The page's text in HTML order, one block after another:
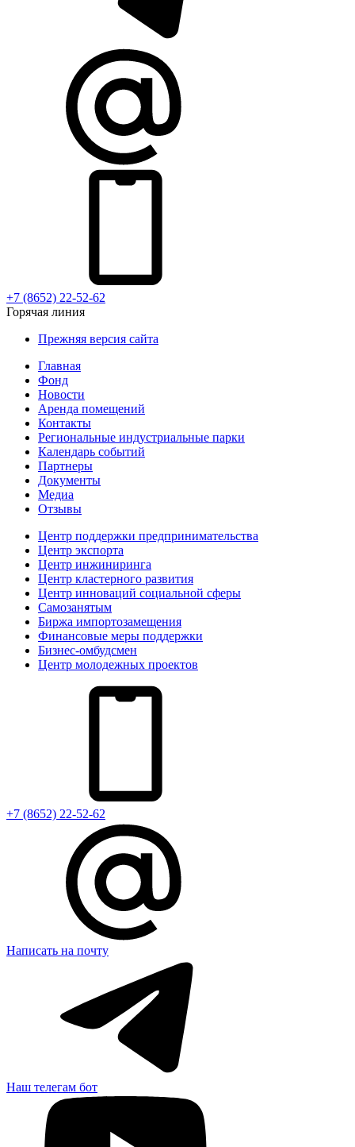
+7 (8652) 22-52-62
Горячая линия
Прежняя версия сайта
Главная
Фонд
Новости
Аренда помещений
Контакты
Региональные индустриальные парки
Календарь событий
Партнеры
Документы
Медиа
Отзывы
Центр поддержки предпринимательства
Центр экспорта
Центр инжиниринга
Центр кластерного развития
Центр инноваций социальной сферы
Cамозанятым
Биржа импортозамещения
Финансовые меры поддержки
Бизнес-омбудсмен
Центр молодежных проектов
+7 (8652) 22-52-62
Написать на почту
Наш телегам бот